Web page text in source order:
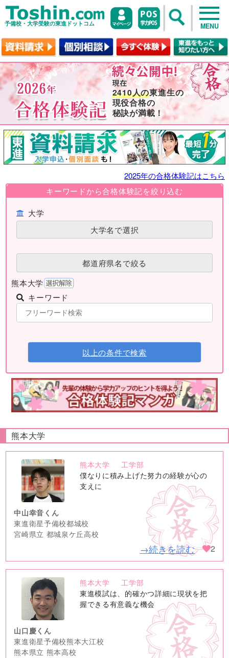
予備校・大学受験の東進ドットコム MENU
2410人の東進生の
現役合格の
秘訣が満載！
2025年の合格体験記はこちら
キーワードから合格体験記を絞り込む
大学
大学名で選択
都道府県名で絞る
熊本大学
キーワード
以上の条件で検索
熊本大学
no
image
熊本大学
工学部
僕なりに積み上げた努力の経験が心の
支えに
中山幸音くん
東進衛星予備校都城校
宮崎県立 都城泉ケ丘高校
→続きを読む 2
no
image
熊本大学
工学部
東進模試は、的確かつ詳細に現状を把
握できる有意義な機会
山口慶くん
東進衛星予備校熊本大江校
熊本県立 熊本高校